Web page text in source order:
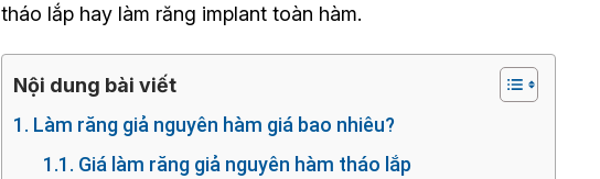
tháo lắp hay làm răng implant toàn hàm.
Nội dung bài viết
1. Làm răng giả nguyên hàm giá bao nhiêu?
1.1. Giá làm răng giả nguyên hàm tháo lắp